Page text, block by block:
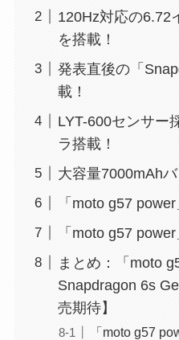
120Hz対応の6.72
を搭載！
発表直後の「
載！
LYT-600センサー
ラ搭載！
大容量7000mAh
「moto g57
「moto g57
まとめ：「moto
Snapdragon 6s
売期待】
「moto g57